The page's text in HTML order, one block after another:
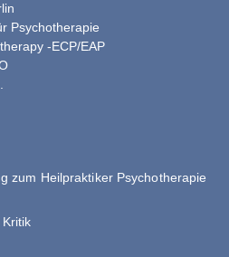
Psychotherapie
-ECP/EAP
zum Heilpraktiker Psychotherapie